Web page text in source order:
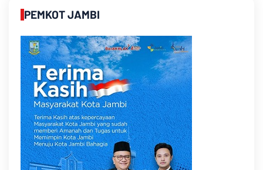
PEMKOT JAMBI